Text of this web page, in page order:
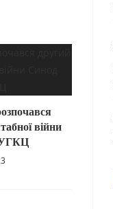
війни
УГКЦ